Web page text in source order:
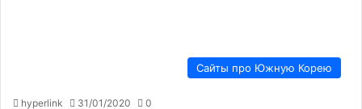
Сайты про Южную Корею
hyperlink 31/01/2020 0